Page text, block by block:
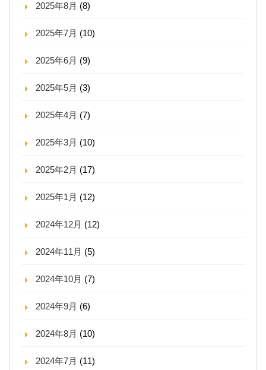
2025年8月 (8)
2025年7月 (10)
2025年6月 (9)
2025年5月 (3)
2025年4月 (7)
2025年3月 (10)
2025年2月 (17)
2025年1月 (12)
2024年12月 (12)
2024年11月 (5)
2024年10月 (7)
2024年9月 (6)
2024年8月 (10)
2024年7月 (11)